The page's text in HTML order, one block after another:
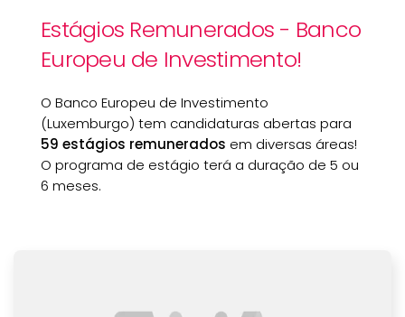
Estágios Remunerados - Banco
Europeu de Investimento!
O Banco Europeu de Investimento
(Luxemburgo) tem candidaturas abertas para
59 estágios remunerados em diversas áreas!
O programa de estágio terá a duração de 5 ou
6 meses.